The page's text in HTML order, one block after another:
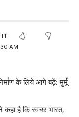
AM
कहा है कि स्वच्छ भारत,